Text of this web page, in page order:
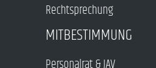
Rechtsprechung
MITBESTIMMUNG